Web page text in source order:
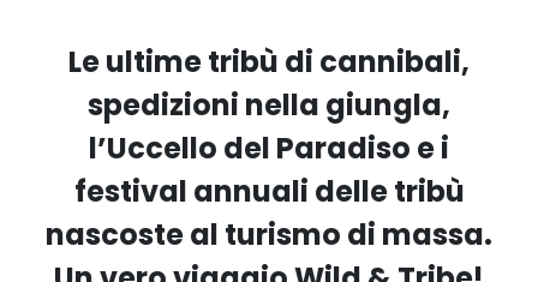
Le ultime tribù di cannibali,
spedizioni nella giungla,
l’Uccello del Paradiso e i
festival annuali delle tribù
nascoste al turismo di massa.